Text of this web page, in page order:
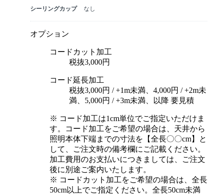
シーリングカップ なし
オプション
コードカット加工
税抜3,000円
コード延長加工
税抜3,000円 / +1m未満、4,000円 / +2m未
満、5,000円 / +3m未満、以降 要見積
※ コード加工は1cm単位でご指定いただけま
す。コード加工をご希望の場合は、天井から
照明本体下端までの寸法を【全長〇〇cm】と
して、ご注文時の備考欄にご記載ください。
加工費用のお支払いにつきましては、ご注文
後に別途ご案内いたします。
※ コードカット加工をご希望の場合は、全長
50cm以上でご指定ください。全長50cm未満